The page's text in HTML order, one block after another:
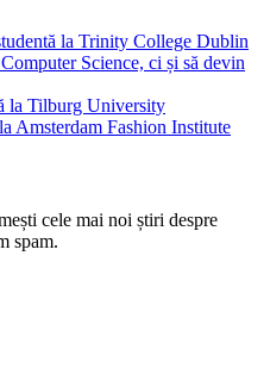
la Trinity College Dublin
Science, ci și să devin
la Tilburg University
Amsterdam Fashion Institute
cele mai noi știri despre
spam.